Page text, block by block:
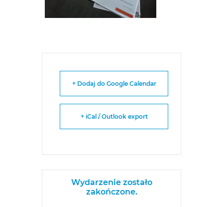
+ Dodaj do Google Calendar
+ iCal / Outlook export
Wydarzenie zostało
zakończone.